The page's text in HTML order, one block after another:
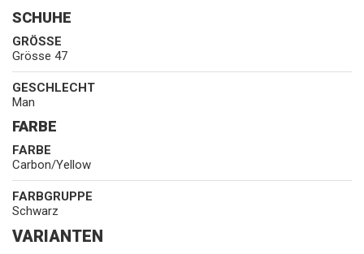
SCHUHE
GRÖSSE
Grösse 47
GESCHLECHT
Man
FARBE
FARBE
Carbon/Yellow
FARBGRUPPE
Schwarz
VARIANTEN